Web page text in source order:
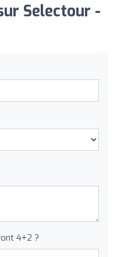
Selectour -
4+2 ?